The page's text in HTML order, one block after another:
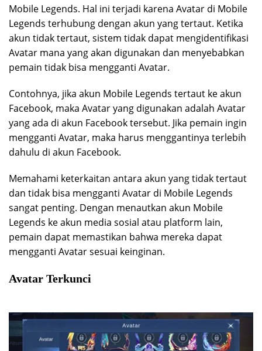
Mobile Legends. Hal ini terjadi karena Avatar di Mobile
Legends terhubung dengan akun yang tertaut. Ketika
akun tidak tertaut, sistem tidak dapat mengidentifikasi
Avatar mana yang akan digunakan dan menyebabkan
pemain tidak bisa mengganti Avatar.
Contohnya, jika akun Mobile Legends tertaut ke akun
Facebook, maka Avatar yang digunakan adalah Avatar
yang ada di akun Facebook tersebut. Jika pemain ingin
mengganti Avatar, maka harus menggantinya terlebih
dahulu di akun Facebook.
Memahami keterkaitan antara akun yang tidak tertaut
dan tidak bisa mengganti Avatar di Mobile Legends
sangat penting. Dengan menautkan akun Mobile
Legends ke akun media sosial atau platform lain,
pemain dapat memastikan bahwa mereka dapat
mengganti Avatar sesuai keinginan.
Avatar Terkunci